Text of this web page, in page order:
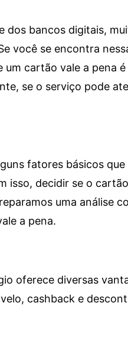
dos bancos digitais,
você se encontra
um cartão vale a pena
se o serviço pode
fatores básicos
isso, decidir se o
uma análise
a pena.
oferece diversas
cashback e